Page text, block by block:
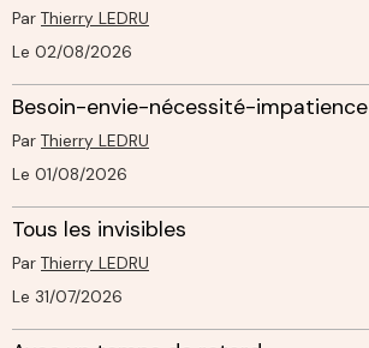
Par Thierry LEDRU
Le 02/08/2026
Besoin-envie-nécessité-impatience
Par Thierry LEDRU
Le 01/08/2026
Tous les invisibles
Par Thierry LEDRU
Le 31/07/2026